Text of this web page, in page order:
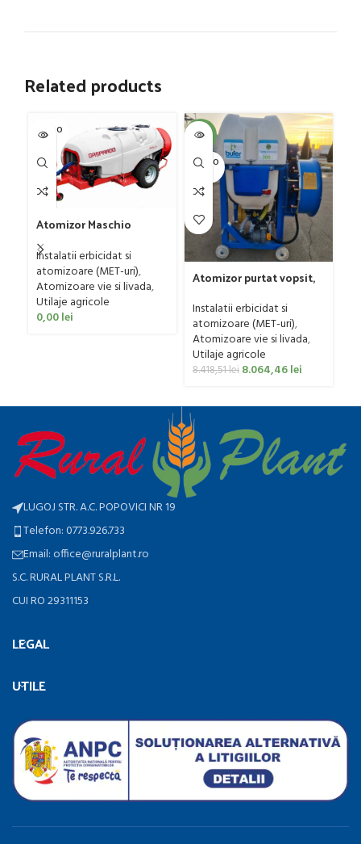
Related products
SOLD O
UT
Atomizor Maschio
Gaspardo model Futura
Avant 1000/800/121 E
Instalatii erbicidat si
atomizoare (MET-uri),
Atomizoare vie si livada,
Utilaje agricole
0,00lei
-4%
SOLD O
UT
Atomizor purtat vopsit,
Bufer, model Ronda
Clasic, 200 litri
Instalatii erbicidat si
atomizoare (MET-uri),
Atomizoare vie si livada,
Utilaje agricole
8.418,51lei 8.064,46lei
LUGOJ STR. A.C. POPOVICI NR 19
Telefon: 0773.926.733
Email: office@ruralplant.ro
S.C. RURAL PLANT S.R.L.
CUI RO 29311153
LEGAL
UTILE